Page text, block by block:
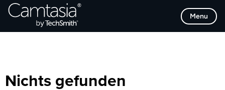
Direkt
zum
Menu
Browse Categories
Nichts gefunden